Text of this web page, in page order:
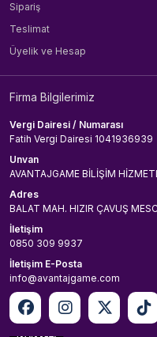
Sipariş
Teslimat
Üyelik ve Hesap
Firma Bilgilerimiz
Vergi Dairesi / Numarası
Fatih Vergi Dairesi 1041936939
Unvan
AVANTAJGAME BİLİŞİM
Adres
BALAT MAH. HIZIR ÇAVUŞ
İletişim
0850 309 9937
İletişim E-Posta
info@avantajgame.com